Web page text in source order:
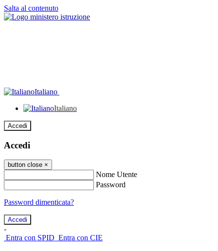
Salta al contenuto
Italiano
Italiano
Accedi
Accedi
button close ×
Nome Utente
Password
Password dimenticata?
-
Entra con SPID Entra con CIE